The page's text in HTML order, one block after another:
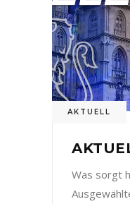
AKTUELL
Was sorgt